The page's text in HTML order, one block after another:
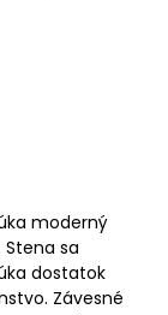
moderný
sa
dostatok
Závesné